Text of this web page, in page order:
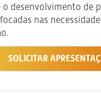
o desenvolvimento de
nas
SOLICITAR